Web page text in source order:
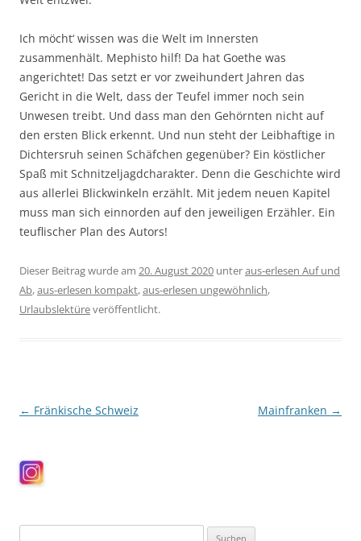
Ich möcht‘ wissen was die Welt im Innersten
zusammenhält. Mephisto hilf! Da hat Goethe was
angerichtet! Das setzt er vor zweihundert Jahren das
Gericht in die Welt, dass der Teufel immer noch sein
Unwesen treibt. Und dass man den Gehörnten nicht auf
den ersten Blick erkennt. Und nun steht der Leibhaftige in
Dichtersruh seinen Schäfchen gegenüber? Ein köstlicher
Spaß mit Schnitzeljagdcharakter. Denn die Geschichte wird
aus allerlei Blickwinkeln erzählt. Mit jedem neuen Kapitel
muss man sich einnorden auf den jeweiligen Erzähler. Ein
teuflischer Plan des Autors!
Dieser Beitrag wurde am 20. August 2020 unteraus-erlesen Auf und
Ab,aus-erlesen kompakt,aus-erlesen ungewöhnlich,
Urlaubslektüreveröffentlicht.
Beitragsnavigation
← Fränkische Schweiz Mainfranken →